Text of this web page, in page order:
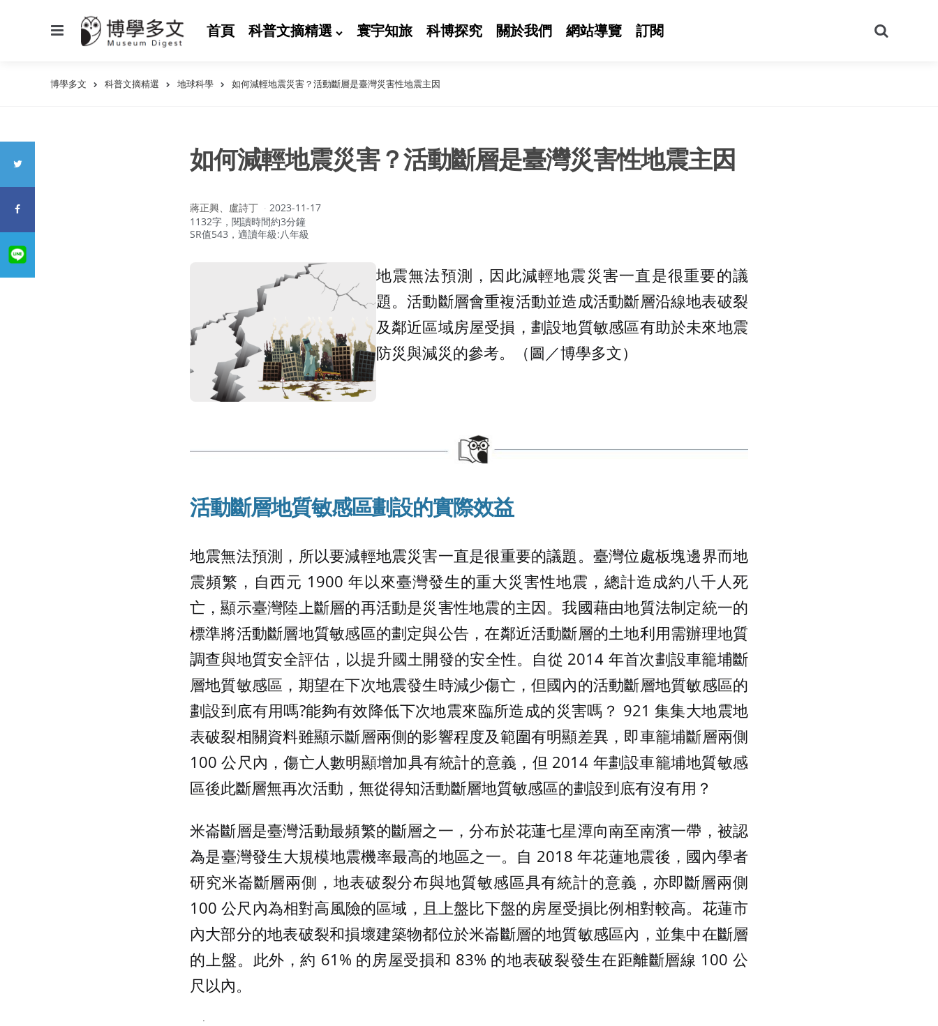
首頁 科普文摘精選 寰宇知旅 科博探究 關於我們 網站導覽 訂閱
尋
博學多文 科普文摘精選 地球科學 如何減輕地震災害？活動斷層是臺灣災害性地震主因
如何減輕地震災害？活動斷層是臺灣災害性地震主因
作
者：
蔣正興、盧詩丁
2023-11-17
1132字，閱讀時間約3分鐘
SR值543，適讀年級:八年級
地震無法預測，因此減輕地震災害一直是很重要的議
題。活動斷層會重複活動並造成活動斷層沿線地表破裂
及鄰近區域房屋受損，劃設地質敏感區有助於未來地震
防災與減災的參考。（圖／博學多文）
活動斷層地質敏感區劃設的實際效益
地震無法預測，所以要減輕地震災害一直是很重要的議題。臺灣位處板塊邊界而地
震頻繁，自西元 1900 年以來臺灣發生的重大災害性地震，總計造成約八千人死
亡，顯示臺灣陸上斷層的再活動是災害性地震的主因。我國藉由地質法制定統一的
標準將活動斷層地質敏感區的劃定與公告，在鄰近活動斷層的土地利用需辦理地質
調查與地質安全評估，以提升國土開發的安全性。自從 2014 年首次劃設車籠埔斷
層地質敏感區，期望在下次地震發生時減少傷亡，但國內的活動斷層地質敏感區的
劃設到底有用嗎?能夠有效降低下次地震來臨所造成的災害嗎？ 921 集集大地震地
表破裂相關資料雖顯示斷層兩側的影響程度及範圍有明顯差異，即車籠埔斷層兩側
100 公尺內，傷亡人數明顯增加具有統計的意義，但 2014 年劃設車籠埔地質敏感
區後此斷層無再次活動，無從得知活動斷層地質敏感區的劃設到底有沒有用？
米崙斷層是臺灣活動最頻繁的斷層之一，分布於花蓮七星潭向南至南濱一帶，被認
為是臺灣發生大規模地震機率最高的地區之一。自 2018 年花蓮地震後，國內學者
研究米崙斷層兩側，地表破裂分布與地質敏感區具有統計的意義，亦即斷層兩側
100 公尺內為相對高風險的區域，且上盤比下盤的房屋受損比例相對較高。花蓮市
內大部分的地表破裂和損壞建築物都位於米崙斷層的地質敏感區內，並集中在斷層
的上盤。此外，約 61% 的房屋受損和 83% 的地表破裂發生在距離斷層線 100 公
尺以內。